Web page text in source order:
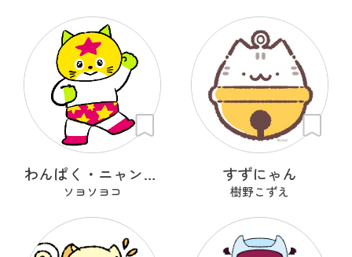
わんぱく・ニャンスケ
ソヨソヨコ
すずにゃん
樹野こずえ